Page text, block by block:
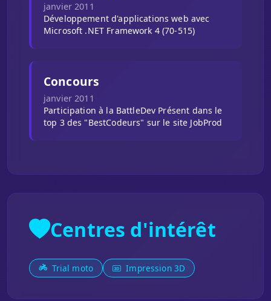
janvier 2011
Développement d'applications web avec
Microsoft .NET Framework 4 (70-515)
Concours
janvier 2011
Participation à la BattleDev Présent dans le
top 3 des "BestCodeurs" sur le site JobProd
Centres d'intérêt
Trial moto Impression 3D